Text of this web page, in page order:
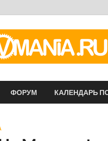
ФОРУМ КАЛЕНДАРЬ